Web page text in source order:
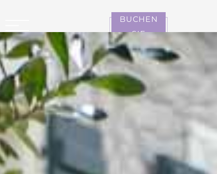
CARCASSONNE LA CITÉ
BUCHEN
SIE